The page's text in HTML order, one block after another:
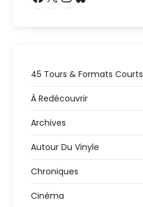
45 Tours & Formats Courts
À Redécouvrir
Archives
Autour Du Vinyle
Chroniques
Cinéma